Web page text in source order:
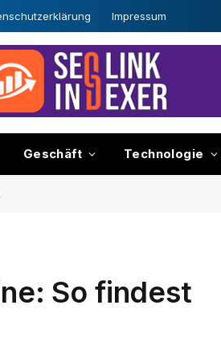
Impressum
Geschäft Technologie
So findest